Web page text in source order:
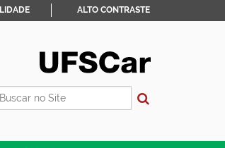
Busca
ALTO CONTRASTE